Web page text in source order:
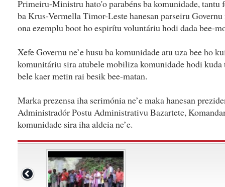
Primeiru-Ministru hato'o parabéns ba komunidade, tantu
ba Krus-Vermella Timor-Leste hanesan parseiru Governu
ona ezemplu boot ho espirítu voluntáriu hodi dada bee-
Xefe Governu ne’e husu ba komunidade atu uza bee ho
komunitáriu sira atubele mobiliza komunidade hodi kuda
bele kaer metin rai besik bee-matan.
Marka prezensa iha serimónia ne’e maka hanesan
Administradór Postu Administrativu Bazartete,
komunidade sira iha aldeia ne’e.